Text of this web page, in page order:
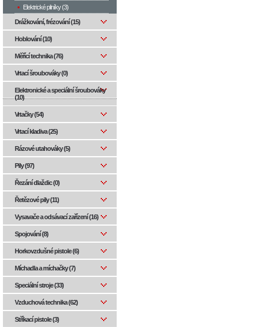
Elektrické pilníky (3)
Drážkování, frézování (15)
Hoblování (10)
Měřící technika (76)
Vrtací šroubováky (0)
Elektronické a speciální šroubováky
(10)
Vrtačky (54)
Vrtací kladiva (25)
Rázové utahováky (5)
Pily (97)
Řezání dlaždic (0)
Řetězové pily (11)
Vysavače a odsávací zařízení (16)
Spojování (8)
Horkovzdušné pistole (6)
Míchadla a míchačky (7)
Speciální stroje (33)
Vzduchová technika (62)
Stříkací pistole (3)